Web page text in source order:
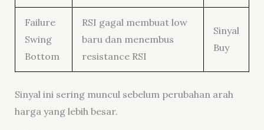
Failure
Swing
Bottom
RSI gagal membuat low
baru dan menembus
resistance RSI
Sinyal
Buy
Sinyal ini sering muncul sebelum perubahan arah
harga yang lebih besar.